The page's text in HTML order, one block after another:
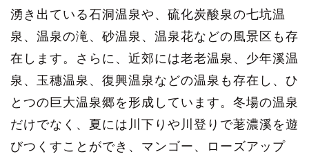
湧き出ている石洞温泉や、硫化炭酸泉の七坑温
泉、温泉の滝、砂温泉、温泉花などの風景区も存
在します。さらに、近郊には老老温泉、少年溪温
泉、玉穗温泉、復興温泉などの温泉も存在し、ひ
とつの巨大温泉郷を形成しています。冬場の温泉
だけでなく、夏には川下りや川登りで荖濃溪を遊
びつくすことができ、マンゴー、ローズアップ